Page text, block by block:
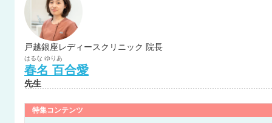
戸越銀座レディースクリニック 院長
はるな ゆりあ
春名 百合愛
先生
特集コンテンツ